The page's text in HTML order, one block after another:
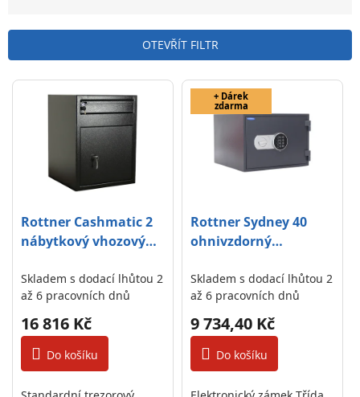
n
í
p
OTEVŘÍT FILTR
V
Rottner Cashmatic 2
nábytkový vhozový
Skladem s dodací lhůtou 2
až 6 pracovních dnů
16 816 Kč
Do košíku
+ Dárek
zdarma
Rottner Sydney 40
ohnivzdorný
antracit
Skladem s dodací lhůtou 2
až 6 pracovních dnů
9 734,40 Kč
Do košíku